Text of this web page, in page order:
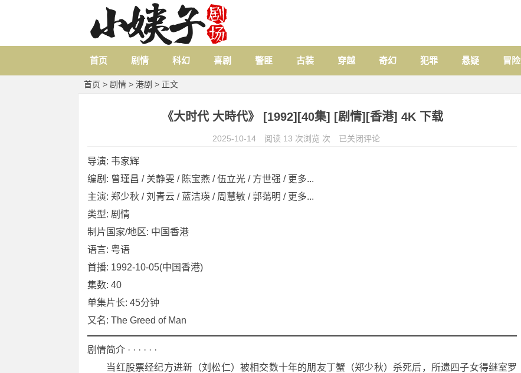
首页 剧情 科幻 喜剧 警匪 古装 穿越 奇幻 犯罪 悬疑 冒险
首页 > 剧情 > 港剧 > 正文
《大时代 大時代》 [1992][40集] [剧情][香港] 4K 下载
2025-10-14 阅读 13 次浏览 次 已关闭评论
导演: 韦家辉
编剧: 曾瑾昌 / 关静雯 / 陈宝燕 / 伍立光 / 方世强 / 更多...
主演: 郑少秋 / 刘青云 / 蓝洁瑛 / 周慧敏 / 郭蔼明 / 更多...
类型: 剧情
制片国家/地区: 中国香港
语言: 粤语
首播: 1992-10-05(中国香港)
集数: 40
单集片长: 45分钟
又名: The Greed of Man
剧情简介 · · · · · ·
当红股票经纪方进新（刘松仁）被相交数十年的朋友丁蟹（郑少秋）杀死后，所遗四子女得继室罗